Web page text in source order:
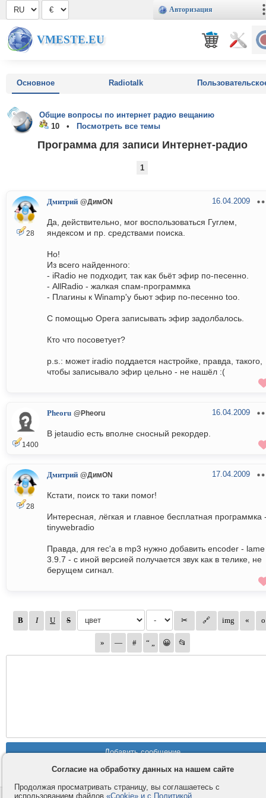
Авторизация
VMESTE.EU
Основное Radiotalk
Общие вопросы по интернет радио вещанию
10 •
Посмотреть все темы
Программа для записи Интернет-радио
1
28
Дмитрий @ДимON 16.04.2009
Да, действительно, мог воспользоваться Гуглем,
яндексом и пр. средствами поиска.
Но!
Из всего найденного:
- iRadio не подходит, так как бьёт эфир по-песенно.
- AllRadio - жалкая спам-программка
- Плагины к Winamp'у бьют эфир по-песенно too.
С помощью Opera записывать эфир задолбалось.
Кто что посоветует?
p.s.: может iradio поддается настройке, правда, такого,
чтобы записывало эфир цельно - не нашёл :(
1400
Pheoru @Pheoru 16.04.2009
В jetaudio есть вполне сносный рекордер.
28
Дмитрий @ДимON 17.04.2009
Кстати, поиск то таки помог!
Интересная, лёгкая и главное бесплатная программка
tinywebradio
Правда, для rec'a в mp3 нужно добавить encoder - lame
3.9.7 - с иной версией получается звук как в телике, не
берущем сигнал.
Согласие на обработку данных на нашем сайте
Продолжая просматривать страницу, вы соглашаетесь с
использованием файлов «Cookie» и с Политикой